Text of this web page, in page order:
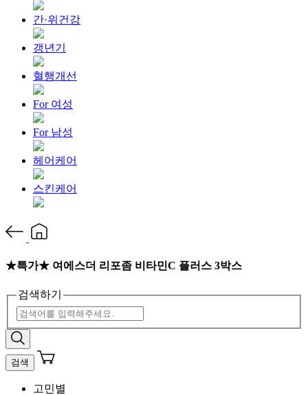
간·위건강
갱년기
혈행개선
For 여성
For 남성
헤어케어
스킨케어
★특가★ 여에스더 리포좀 비타민C 플러스 3박스
검색하기
검색
고민별